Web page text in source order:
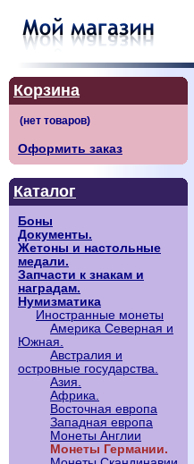
Корзина
Оформить заказ
Каталог
Боны
Документы.
Жетоны и настольные
медали.
Запчасти к знакам и
наградам.
Нумизматика
Иностранные монеты
Америка Северная и
Южная.
Австралия и
островные государства.
Азия.
Африка.
Восточная европа
Западная европа
Монеты Англии
Монеты Германии.